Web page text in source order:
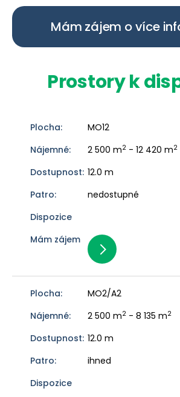
Mám zájem o více
Prostory k
MO12
2 500 m2 - 12 420 m2
12.0 m
nedostupné
MO2/A2
2 500 m2 - 8 135 m2
12.0 m
ihned